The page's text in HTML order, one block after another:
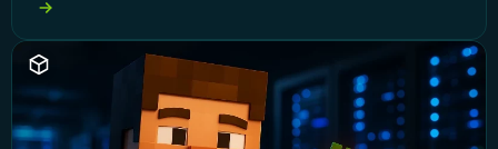
zásadn? ovlivnit latenci a plynulost hry. Poj?te s
námi prozkoumat, pro? je výkon CPU klí?ový
pro váš herní zážitek!